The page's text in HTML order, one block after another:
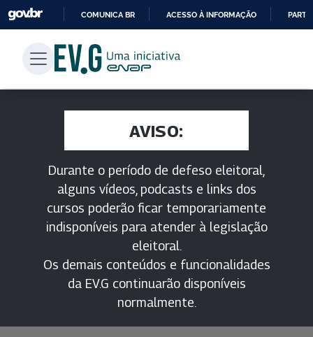
PARA
CONTEÚDO
COMUNICA BR ACESSO À INFORMAÇÃO
AVISO:
Durante o período de defeso eleitoral,
alguns vídeos, podcasts e links dos
cursos poderão ficar temporariamente
indisponíveis para atender à legislação
eleitoral.
Os demais conteúdos e funcionalidades
da EV.G continuarão disponíveis
normalmente.